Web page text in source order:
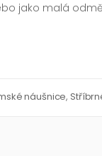
jako malá
náušnice,